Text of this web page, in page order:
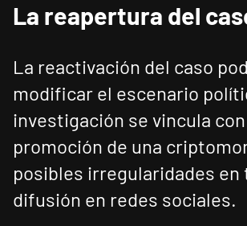
La reapertura del
La reactivación del caso
modificar el escenario
investigación se vincula
promoción de una
posibles irregularidades en
difusión en redes sociales.